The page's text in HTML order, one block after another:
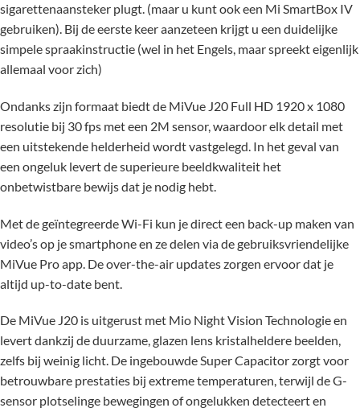
sigarettenaansteker plugt. (maar u kunt ook een Mi SmartBox IV
gebruiken). Bij de eerste keer aanzeteen krijgt u een duidelijke
simpele spraakinstructie (wel in het Engels, maar spreekt eigenlijk
allemaal voor zich)
Ondanks zijn formaat biedt de MiVue J20 Full HD 1920 x 1080
resolutie bij 30 fps met een 2M sensor, waardoor elk detail met
een uitstekende helderheid wordt vastgelegd. In het geval van
een ongeluk levert de superieure beeldkwaliteit het
onbetwistbare bewijs dat je nodig hebt.
Met de geïntegreerde Wi-Fi kun je direct een back-up maken van
video’s op je smartphone en ze delen via de gebruiksvriendelijke
MiVue Pro app. De over-the-air updates zorgen ervoor dat je
altijd up-to-date bent.
De MiVue J20 is uitgerust met Mio Night Vision Technologie en
levert dankzij de duurzame, glazen lens kristalheldere beelden,
zelfs bij weinig licht. De ingebouwde Super Capacitor zorgt voor
betrouwbare prestaties bij extreme temperaturen, terwijl de G-
sensor plotselinge bewegingen of ongelukken detecteert en